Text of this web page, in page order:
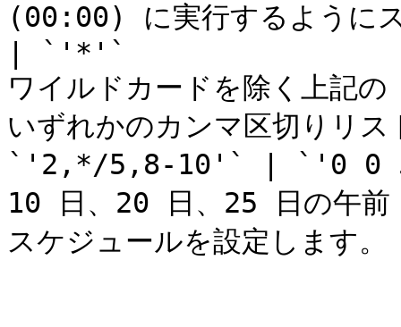
(00:00) に実行するように
| `'*'`
ワイルドカードを除く上記の
いずれかのカンマ区切りリ
`'2,*/5,8-10'` | `'0 0
10 日、20 日、25 日の午
スケジュールを設定します